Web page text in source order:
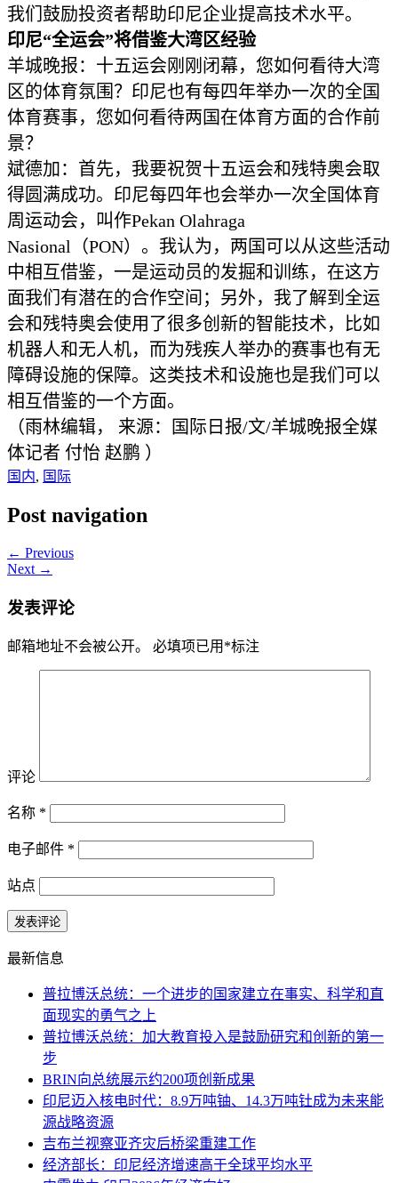
我们鼓励投资者帮助印尼企业提高技术水平。
印尼“全运会”将借鉴大湾区经验
羊城晚报：十五运会刚刚闭幕，您如何看待大湾
区的体育氛围？印尼也有每四年举办一次的全国
体育赛事，您如何看待两国在体育方面的合作前
景？
斌德加：首先，我要祝贺十五运会和残特奥会取
得圆满成功。印尼每四年也会举办一次全国体育
周运动会，叫作Pekan Olahraga
Nasional（PON）。我认为，两国可以从这些活动
中相互借鉴，一是运动员的发掘和训练，在这方
面我们有潜在的合作空间；另外，我了解到全运
会和残特奥会使用了很多创新的智能技术，比如
机器人和无人机，而为残疾人举办的赛事也有无
障碍设施的保障。这类技术和设施也是我们可以
相互借鉴的一个方面。
（雨林编辑， 来源：国际日报/文/羊城晚报全媒
体记者 付怡 赵鹏 ）
国内, 国际
Post navigation
← Previous
Next →
发表评论
邮箱地址不会被公开。 必填项已用 *标注
评论
名称 *
电子邮件 *
站点
最新信息
普拉博沃总统：一个进步的国家建立在事实、科学和直
面现实的勇气之上
普拉博沃总统：加大教育投入是鼓励研究和创新的第一
步
BRIN向总统展示约200项创新成果
印尼迈入核电时代：8.9万吨铀、14.3万吨钍成为未来能
源战略资源
吉布兰视察亚齐灾后桥梁重建工作
经济部长：印尼经济增速高于全球平均水平